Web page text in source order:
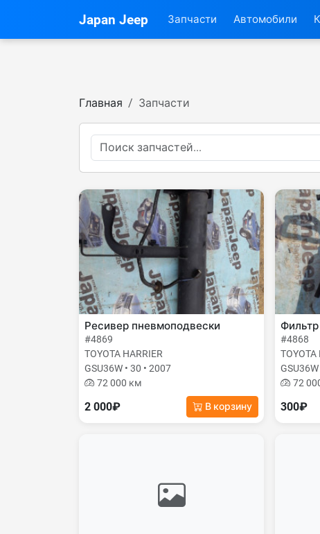
Japan Jeep Запчасти Автомобили
Главная Запчасти
Ресивер пневмоподвески
#4869
TOYOTA HARRIER
GSU36W • 30 • 2007
72 000 км
2 000₽ В корзину
#4868
TOYOTA
72
300₽